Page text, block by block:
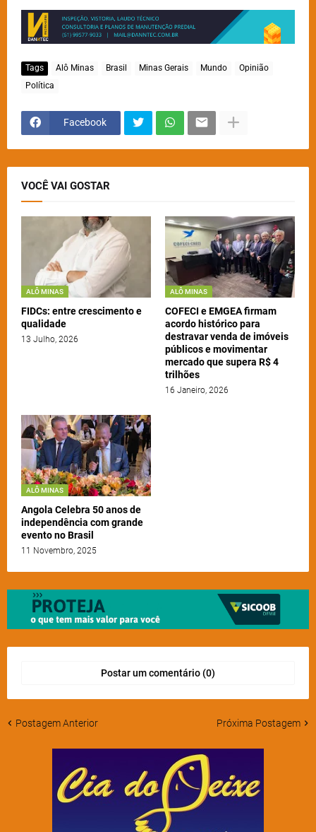
Tags Alô Minas Brasil Minas Gerais Mundo
Opinião
Política
Facebook
VOCÊ VAI GOSTAR
ALÔ MINAS
FIDCs: entre crescimento e
qualidade
13 Julho, 2026
ALÔ MINAS
COFECI e EMGEA firmam
acordo histórico para
destravar venda de imóveis
públicos e movimentar
mercado que supera R$ 4
trilhões
16 Janeiro, 2026
ALÔ MINAS
Angola Celebra 50 anos de
independência com grande
evento no Brasil
11 Novembro, 2025
Postar um comentário (0)
Postagem Anterior Próxima Postagem